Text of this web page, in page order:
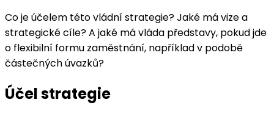
Co je účelem této vládní strategie? Jaké má vize a
strategické cíle? A jaké má vláda představy, pokud jde
o flexibilní formu zaměstnání, například v podobě
částečných úvazků?
Účel strategie